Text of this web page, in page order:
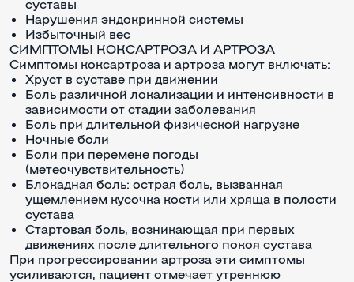
суставы
Нарушения эндокринной системы
Избыточный вес
СИМПТОМЫ КОКСАРТРОЗА И АРТРОЗА
Симптомы коксартроза и артроза могут включать:
Хруст в суставе при движении
Боль различной локализации и интенсивности в
зависимости от стадии заболевания
Боль при длительной физической нагрузке
Ночные боли
Боли при перемене погоды
(метеочувствительность)
Блокадная боль: острая боль, вызванная
ущемлением кусочка кости или хряща в полости
сустава
Стартовая боль, возникающая при первых
движениях после длительного покоя сустава
При прогрессировании артроза эти симптомы
усиливаются, пациент отмечает утреннюю